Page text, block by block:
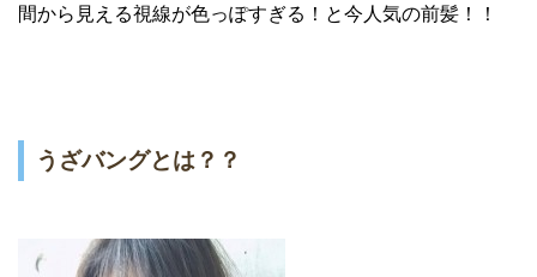
間から見える視線が色っぽすぎる！と今人気の前髪！！
うざバングとは？？